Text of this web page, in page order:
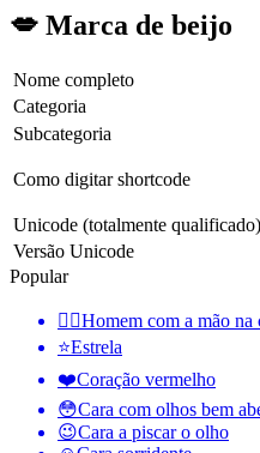
💋 Marca de beijo
Nome completo
Categoria
Subcategoria
Como digitar shortcode
Unicode (totalmente qualificado)
Versão Unicode
Popular
🤦‍♂️Homem com a mão na
⭐Estrela
❤️Coração vermelho
😳Cara com olhos bem
😉Cara a piscar o olho